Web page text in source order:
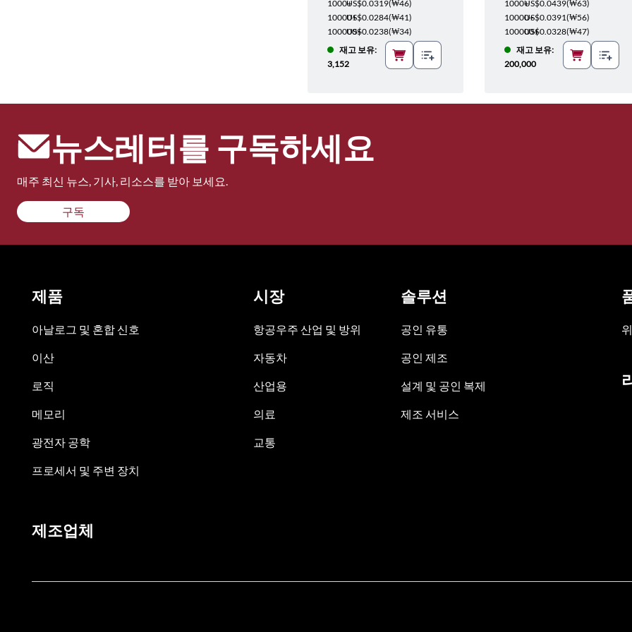
1000+US$0.0319(₩46)
10000+US$0.0284(₩41)
100000+US$0.0238(₩34)
재고 보유:
3,152
1000+US$0.0439(₩63)
10000+US$0.0391(₩56)
100000+US$0.0328(₩47)
재고 보유:
200,000
뉴스레터를 구독하세요
매주 최신 뉴스, 기사, 리소스를 받아 보세요.
구독
제품
아날로그 및 혼합 신호
이산
로직
메모리
광전자 공학
프로세서 및 주변 장치
시장
항공우주 산업 및 방위
자동차
산업용
의료
교통
솔루션
공인 유통
공인 제조
설계 및 공인 복제
제조 서비스
제조업체